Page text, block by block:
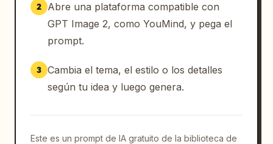
2
Abre una plataforma compatible con
GPT Image 2, como YouMind, y pega el
prompt.
3 Cambia el tema, el estilo o los detalles
según tu idea y luego genera.
Este es un prompt de IA gratuito de la biblioteca de